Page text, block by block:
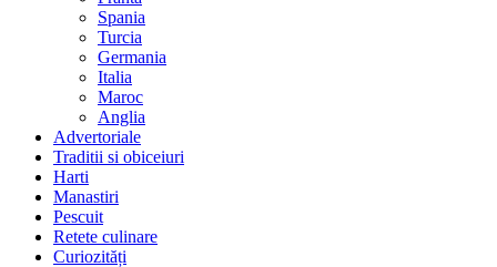
Spania
Turcia
Germania
Italia
Maroc
Anglia
Advertoriale
Traditii si obiceiuri
Harti
Manastiri
Pescuit
Retete culinare
Curiozități